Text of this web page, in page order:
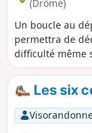
(Drôme)
Un boucle au
permettra de
difficulté même
d'Ambonne, ne
communication
du Ventoux, au
environnantes
Les six